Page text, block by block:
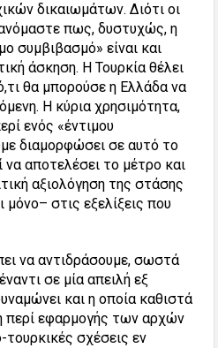
δικαιωμάτων. Διότι οι
πως, δυστυχώς, η
συμβιβασμό» είναι και
άσκηση. Η Τουρκία θέλει
θα μπορούσε η Ελλάδα να
Η κύρια χρησιμότητα,
ενός «έντιμου
διαμορφώσει σε αυτό το
να αποτελέσει το μέτρο και
αξιολόγηση της στάσης
στις εξελίξεις που
να αντιδράσουμε, σωστά
σε μία απειλή εξ
και η οποία καθιστά
περί εφαρμογής των αρχών
τουρκικές σχέσεις εν